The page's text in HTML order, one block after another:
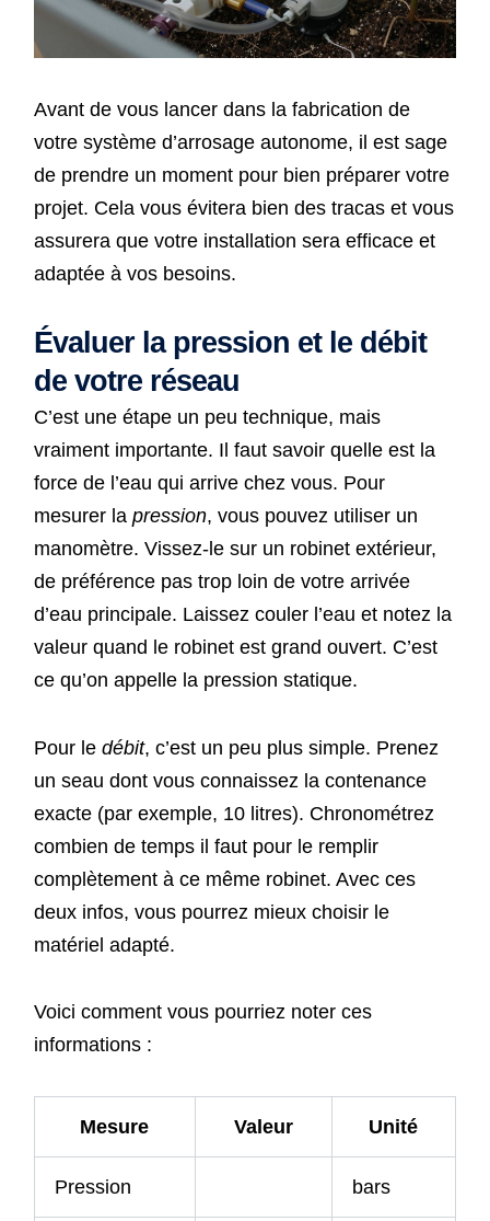
Avant de vous lancer dans la fabrication de
votre système d’arrosage autonome, il est sage
de prendre un moment pour bien préparer votre
projet. Cela vous évitera bien des tracas et vous
assurera que votre installation sera efficace et
adaptée à vos besoins.
Évaluer la pression et le débit
de votre réseau
C’est une étape un peu technique, mais
vraiment importante. Il faut savoir quelle est la
force de l’eau qui arrive chez vous. Pour
mesurer la pression, vous pouvez utiliser un
manomètre. Vissez-le sur un robinet extérieur,
de préférence pas trop loin de votre arrivée
d’eau principale. Laissez couler l’eau et notez la
valeur quand le robinet est grand ouvert. C’est
ce qu’on appelle la pression statique.
Pour le débit, c’est un peu plus simple. Prenez
un seau dont vous connaissez la contenance
exacte (par exemple, 10 litres). Chronométrez
combien de temps il faut pour le remplir
complètement à ce même robinet. Avec ces
deux infos, vous pourrez mieux choisir le
matériel adapté.
Voici comment vous pourriez noter ces
informations :
Mesure Valeur Unité
Pression bars